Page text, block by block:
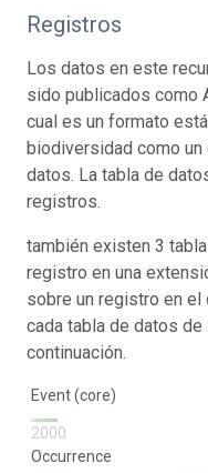
Registros
Los datos en este
sido publicados como
cual es un formato
biodiversidad como un
datos. La tabla de
registros.
también existen 3
registro en una
sobre un registro en el
cada tabla de datos
continuación.
Event (core)
2000
Occurrence